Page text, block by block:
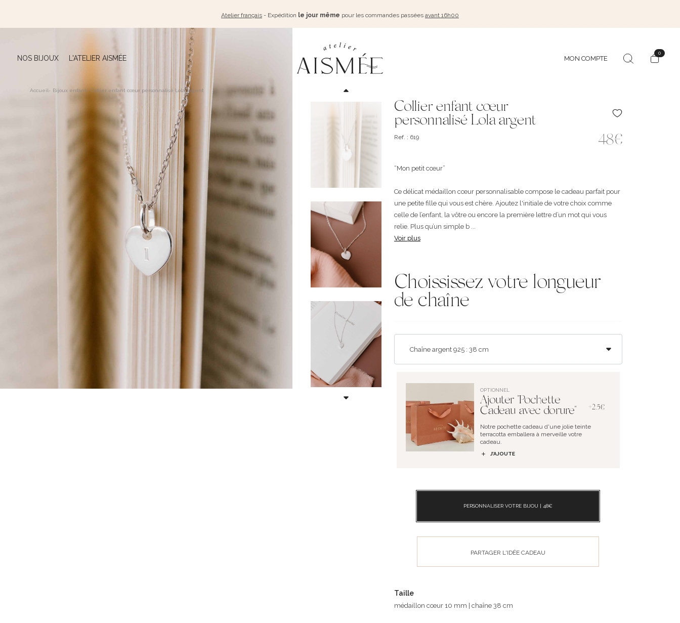
Atelier français - Expédition le jour même pour les commandes passées avant 16h00
NOS BIJOUX L'ATELIER AISMÉE MON COMPTE
0
Accueil- Bijoux enfant- Collier enfant cœur personnalisé Lola argent
Collier enfant cœur
personnalisé Lola argent
Ref. : 619 48€
“Mon petit cœur”
Ce délicat médaillon cœur personnalisable compose le cadeau parfait pour
une petite fille qui vous est chère. Ajoutez l'initiale de votre choix comme
celle de l’enfant, la vôtre ou encore la première lettre d’un mot qui vous
relie. Plus qu’un simple b ...
Voir plus
Choississez votre longueur
de chaîne
OPTIONNEL
Ajouter "Pochette
Cadeau avec dorure"
+2.5€
Notre pochette cadeau d'une jolie teinte
terracotta emballera à merveille votre
cadeau.
J’AJOUTE
PERSONNALISER VOTRE BIJOU |48€
PARTAGER L'IDÉE CADEAU
Taille
médaillon cœur 10 mm | chaîne 38 cm